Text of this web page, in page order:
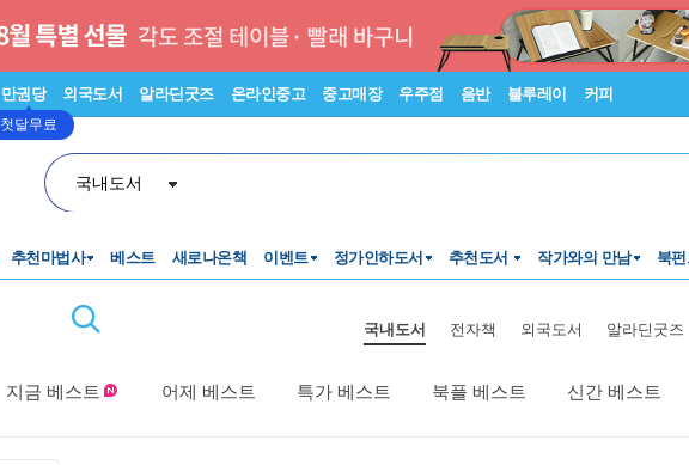
만권당
첫달무료
외국도서 알라딘굿즈 온라인중고 중고매장 우주점 음반 블루레이 커피
국내도서
추천마법사 베스트 새로나온책 이벤트 정가인하도서 추천도서 작가와의 만남 북
국내도서 전자책 외국도서 알라딘굿즈
지금 베스트 어제 베스트 특가 베스트 북플 베스트 신간 베스트